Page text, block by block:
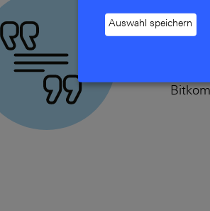
Bitkom
Auswahl speichern